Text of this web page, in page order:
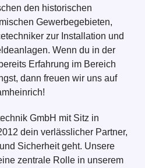
den historischen
Gewerbegebieten,
zur Installation und
Wenn du in der
Erfahrung im Bereich
dann freuen wir uns auf
GmbH mit Sitz in
dein verlässlicher Partner,
Sicherheit geht. Unsere
zentrale Rolle in unserem